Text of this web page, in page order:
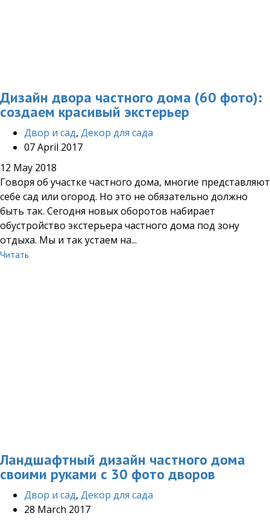
Дизайн двора частного дома (60 фото):
создаем красивый экстерьер
Двор и сад, Декор для сада
07 April 2017
12 May 2018
Говоря об участке частного дома, многие представляют
себе сад или огород. Но это не обязательно должно
быть так. Сегодня новых оборотов набирает
обустройство экстерьера частного дома под зону
отдыха. Мы и так устаем на...
Читать
Ландшафтный дизайн частного дома
своими руками с 30 фото дворов
Двор и сад, Декор для сада
28 March 2017